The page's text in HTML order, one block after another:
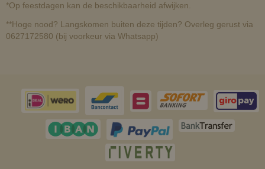
*Op feestdagen kan de beschikbaarheid afwijken.
**Hoge nood? Langskomen buiten deze tijden? Overleg gerust via
0627172580 (bij voorkeur via Whatsapp)